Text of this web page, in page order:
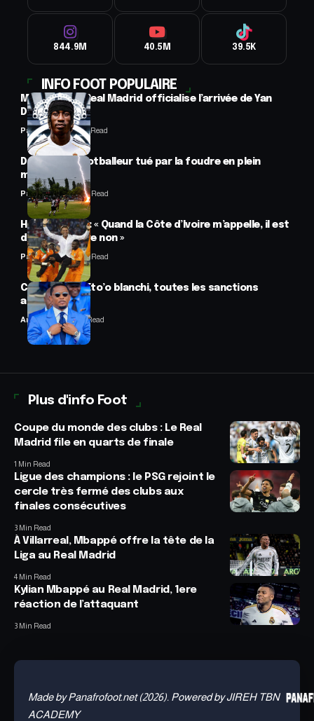
844.9M 40.5M 39.5K
INFO FOOT POPULAIRE
Mercato : Le Real Madrid officialise l’arrivée de Yan
Diomandé
Panafrofoot1 Min Read
Drame : un footballeur tué par la foudre en plein
match
Panafrofoot2 Min Read
Hervé Renard : « Quand la Côte d’Ivoire m’appelle, il est
difficile de dire non »
Panafrofoot2 Min Read
CAF : Samuel Eto’o blanchi, toutes les sanctions
annulées
Anselme AVI2 Min Read
Plus d'info Foot
Coupe du monde des clubs : Le Real
Madrid file en quarts de finale
1 Min Read
Ligue des champions : le PSG rejoint le
cercle très fermé des clubs aux
finales consécutives
3 Min Read
À Villarreal, Mbappé offre la tête de la
Liga au Real Madrid
4 Min Read
Kylian Mbappé au Real Madrid, 1ere
réaction de l’attaquant
3 Min Read
Made by Panafrofoot.net (2026). Powered by JIREH TBN
ACADEMY